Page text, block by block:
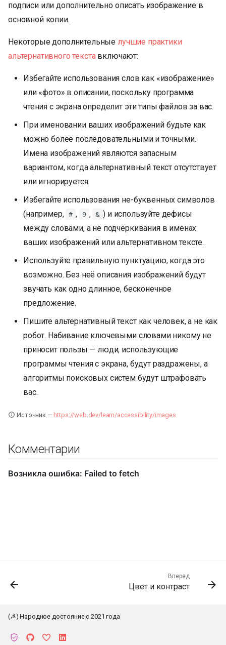
подписи или дополнительно описать изображение в
основной копии.
Некоторые дополнительные лучшие практики
альтернативного текставключают:
Избегайте использования слов как «изображение»
или «фото» в описании, поскольку программа
чтения с экрана определит эти типы файлов за вас.
При именовании ваших изображений будьте как
можно более последовательными и точными.
Имена изображений являются запасным
вариантом, когда альтернативный текст отсутствует
или игнорируется.
Избегайте использования не-буквенных символов
(например, # , 9 , & ) и используйте дефисы
между словами, а не подчеркивания в именах
ваших изображений или альтернативном тексте.
Используйте правильную пунктуацию, когда это
возможно. Без неё описания изображений будут
звучать как одно длинное, бесконечное
предложение.
Пишите альтернативный текст как человек, а не как
робот. Набивание ключевыми словами никому не
приносит пользы — люди, использующие
программы чтения с экрана, будут раздражены, а
алгоритмы поисковых систем будут штрафовать
вас.
Источник — https://web.dev/learn/accessibility/images
Комментарии
Вперед
Цвет и контраст
(☭) Народное достояние с 2021 года